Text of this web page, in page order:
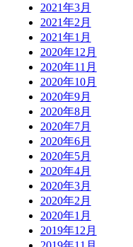
2021年3月
2021年2月
2021年1月
2020年12月
2020年11月
2020年10月
2020年9月
2020年8月
2020年7月
2020年6月
2020年5月
2020年4月
2020年3月
2020年2月
2020年1月
2019年12月